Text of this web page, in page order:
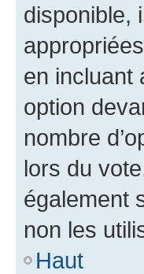
disponible,
en incluant
option
nombre
lors du
également
non les
Haut